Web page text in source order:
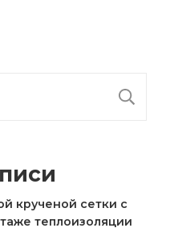
крученой сетки с
теплоизоляции